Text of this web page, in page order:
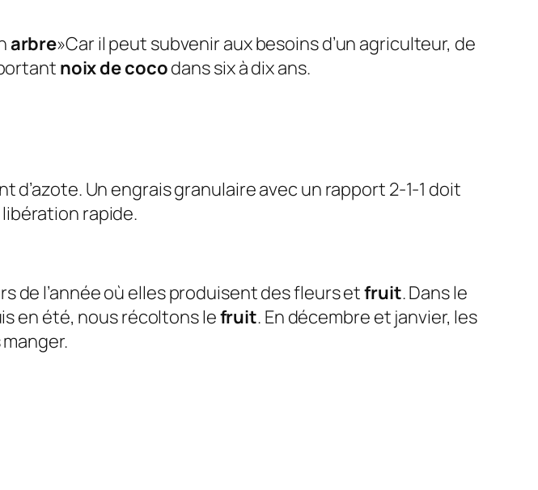
arbre»Car il peut subvenir aux besoins d’un agriculteur, de
noix de cocodans six à dix ans.
Un engrais granulaire avec un rapport 2-1-1 doit
rapide.
de l’année où elles produisent des fleurs etfruit. Dans le
en été, nous récoltons lefruit. En décembre et janvier, les